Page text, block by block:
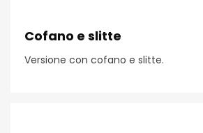
Cofano e slitte
Versione con cofano e slitte.